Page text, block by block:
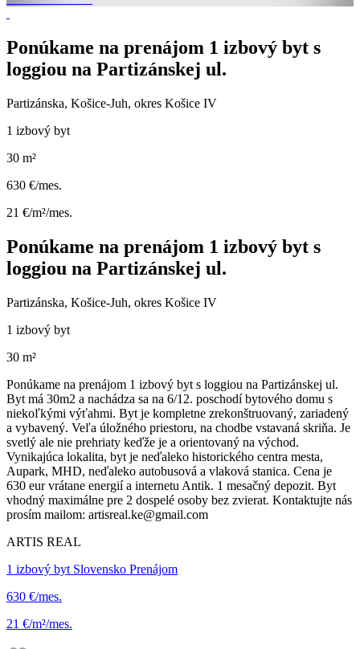
Ponúkame na prenájom 1 izbový byt s
loggiou na Partizánskej ul.
Partizánska, Košice-Juh, okres Košice IV
1 izbový byt
30 m²
630 €/mes.
21 €/m²/mes.
Ponúkame na prenájom 1 izbový byt s
loggiou na Partizánskej ul.
Partizánska, Košice-Juh, okres Košice IV
1 izbový byt
30 m²
Ponúkame na prenájom 1 izbový byt s loggiou na Partizánskej ul.
Byt má 30m2 a nachádza sa na 6/12. poschodí bytového domu s
niekoľkými výťahmi. Byt je kompletne zrekonštruovaný, zariadený
a vybavený. Veľa úložného priestoru, na chodbe vstavaná skriňa. Je
svetlý ale nie prehriaty keďže je a orientovaný na východ.
Vynikajúca lokalita, byt je neďaleko historického centra mesta,
Aupark, MHD, neďaleko autobusová a vlaková stanica. Cena je
630 eur vrátane energií a internetu Antik. 1 mesačný depozit. Byt
vhodný maximálne pre 2 dospelé osoby bez zvierat. Kontaktujte nás
prosím mailom: artisreal.ke@gmail.com
ARTIS REAL
1 izbový byt Slovensko Prenájom
630 €/mes.
21 €/m²/mes.